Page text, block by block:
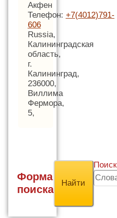
Акфен
Телефон: +7(4012)791-
606
Russia,
Калининградская
область,
г.
Калининград,
236000,
Виллима
Фермора,
5,
Форма
поиска
Поиск